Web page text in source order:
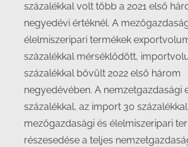
százalékkal volt több a 2021 első
negyedévi értéknél. A
élelmiszeripari termékek
százalékkal mérséklődött,
százalékkal bővült 2022 első három
negyedévében. A nemzetgazdasági
százalékkal, az import 30
mezőgazdasági és élelmiszeripari
részesedése a teljes